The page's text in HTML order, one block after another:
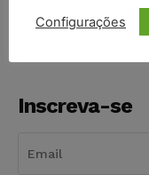
Inscreva-se
Configurações